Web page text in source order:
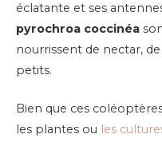
éclatante et ses
pyrochroa coccinéa
nourrissent de nectar,
petits.
Bien que ces
les plantes ou les